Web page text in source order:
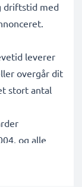
driftstid med
leverer
overgår dit
stort antal
og alle